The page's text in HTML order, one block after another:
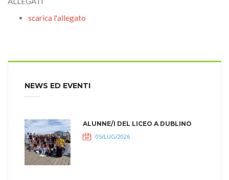
scarica l'allegato
NEWS ED EVENTI
ALUNNE/I DEL LICEO A DUBLINO
05/LUG/2026